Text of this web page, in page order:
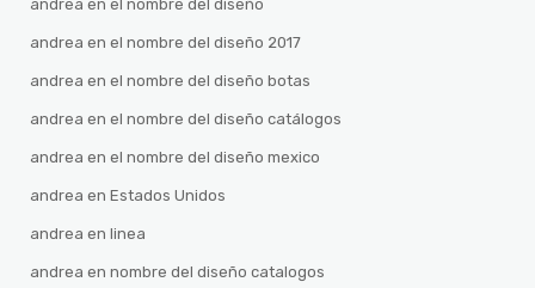
andrea en el nombre del diseño
andrea en el nombre del diseño 2017
andrea en el nombre del diseño botas
andrea en el nombre del diseño catálogos
andrea en el nombre del diseño mexico
andrea en Estados Unidos
andrea en linea
andrea en nombre del diseño catalogos